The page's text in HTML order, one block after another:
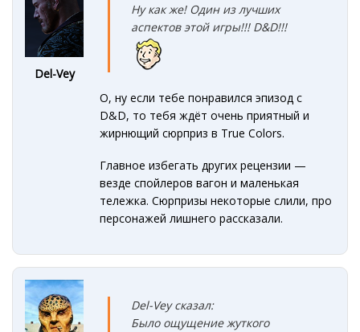
Del-Vey
Ну как же! Один из лучших
аспектов этой игры!!! D&D!!!
О, ну если тебе понравился эпизод с
D&D, то тебя ждёт очень приятный и
жирнющий сюрприз в True Colors.
Главное избегать других рецензии —
везде спойлеров вагон и маленькая
тележка. Сюрпризы некоторые слили, про
персонажей лишнего рассказали.
Del-Vey сказал:
Былоощущениежуткого